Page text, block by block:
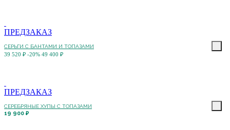
ПРЕДЗАКАЗ
СЕРЬГИ С БАНТАМИ И ТОПАЗАМИ
39 520 ₽ -20% 49 400 ₽
ПРЕДЗАКАЗ
СЕРЕБРЯНЫЕ ХУПЫ С ТОПАЗАМИ
19 900 ₽